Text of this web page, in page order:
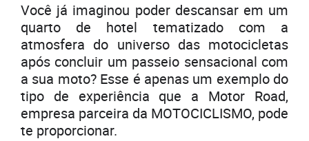
Você já imaginou poder descansar em um
quarto de hotel tematizado com a
atmosfera do universo das motocicletas
após concluir um passeio sensacional com
a sua moto? Esse é apenas um exemplo do
tipo de experiência que a Motor Road,
empresa parceira da MOTOCICLISMO, pode
te proporcionar.